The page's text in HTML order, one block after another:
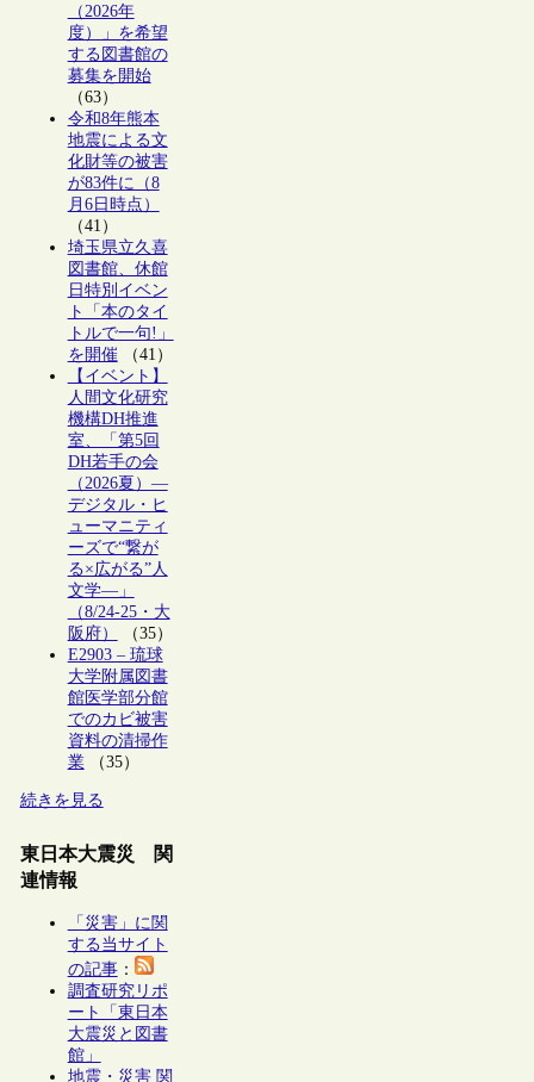
（2026年
度）」を希望
する図書館の
募集を開始
（63）
令和8年熊本
地震による文
化財等の被害
が83件に（8
月6日時点）
（41）
埼玉県立久喜
図書館、休館
日特別イベン
ト「本のタイ
トルで一句!」
を開催（41）
【イベント】
人間文化研究
機構DH推進
室、「第5回
DH若手の会
（2026夏）―
デジタル・ヒ
ューマニティ
ーズで“繋が
る×広がる”人
文学―」
（8/24-25・大
阪府）
（35）
E2903 – 琉球
大学附属図書
館医学部分館
でのカビ被害
資料の清掃作
業（35）
続きを見る
東日本大震災 関
連情報
「災害」に関
する当サイト
の記事：
調査研究リポ
ート「東日本
大震災と図書
館」
地震・災害 関